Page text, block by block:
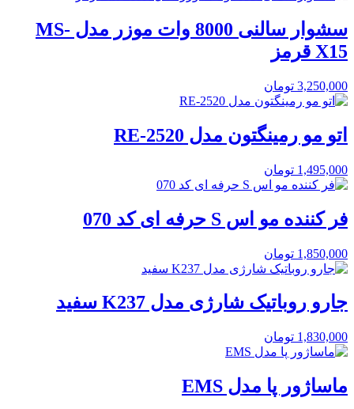
سشوار سالنی 8000 وات موزر مدل MS-
X15 قرمز
3,250,000 تومان
اتو مو رمینگتون مدل RE-2520
1,495,000 تومان
فر کننده مو اس S حرفه ای کد 070
1,850,000 تومان
جارو روباتیک شارژی مدل K237 سفید
1,830,000 تومان
ماساژور پا مدل EMS